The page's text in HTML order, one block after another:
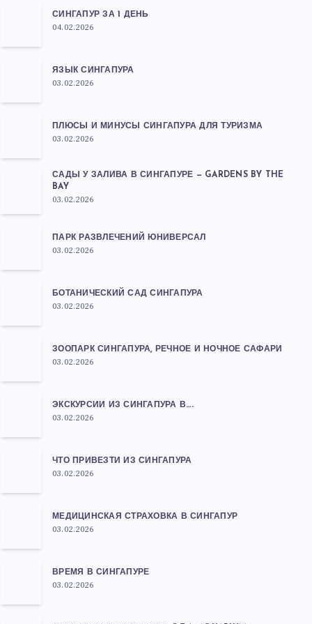
СИНГАПУР ЗА 1 ДЕНЬ
04.02.2026
ЯЗЫК СИНГАПУРА
03.02.2026
ПЛЮСЫ И МИНУСЫ СИНГАПУРА ДЛЯ ТУРИЗМА
03.02.2026
САДЫ У ЗАЛИВА В СИНГАПУРЕ — GARDENS BY THE
BAY
03.02.2026
ПАРК РАЗВЛЕЧЕНИЙ ЮНИВЕРСАЛ
03.02.2026
БОТАНИЧЕСКИЙ САД СИНГАПУРА
03.02.2026
ЗООПАРК СИНГАПУРА, РЕЧНОЕ И НОЧНОЕ САФАРИ
03.02.2026
ЭКСКУРСИИ ИЗ СИНГАПУРА В….
03.02.2026
ЧТО ПРИВЕЗТИ ИЗ СИНГАПУРА
03.02.2026
МЕДИЦИНСКАЯ СТРАХОВКА В СИНГАПУР
03.02.2026
ВРЕМЯ В СИНГАПУРЕ
03.02.2026